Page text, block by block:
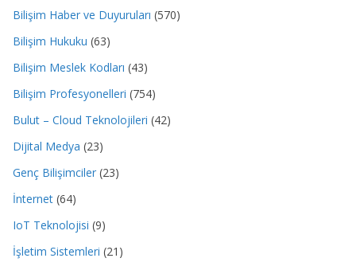
Bilişim Haber ve Duyuruları (570)
Bilişim Hukuku (63)
Bilişim Meslek Kodları (43)
Bilişim Profesyonelleri (754)
Bulut – Cloud Teknolojileri (42)
Dijital Medya (23)
Genç Bilişimciler (23)
İnternet (64)
IoT Teknolojisi (9)
İşletim Sistemleri (21)